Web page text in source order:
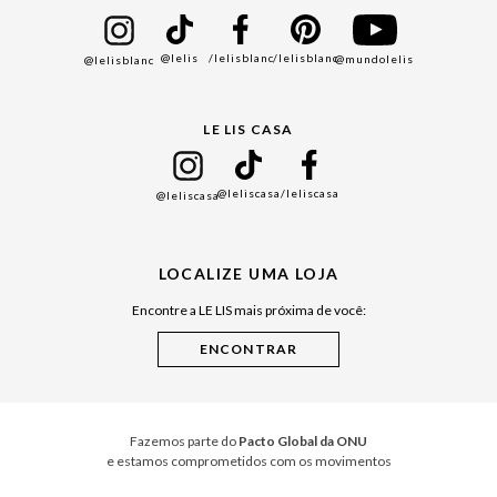
Black Friday
Cuidados Casa
@lelisblanc @lelis /lelisblanc/lelisblanc@mundolelis
LE LIS CASA
@leliscasa@leliscasa/leliscasa
LOCALIZE UMA LOJA
Encontre a LE LIS mais próxima de você:
Fazemos parte do Pacto Global da ONU
e estamos comprometidos com os movimentos